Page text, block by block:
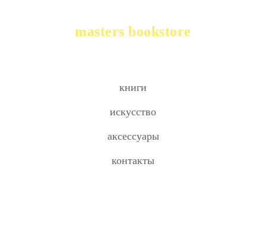
masters bookstore
книги
искусство
аксессуары
контакты